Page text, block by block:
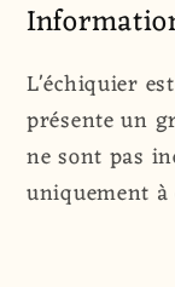
L'échiquier
présente un
ne sont pas
uniquement